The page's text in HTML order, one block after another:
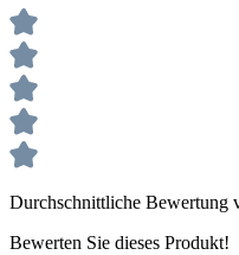
Durchschnittliche Bewertung
Bewerten Sie dieses Produkt!